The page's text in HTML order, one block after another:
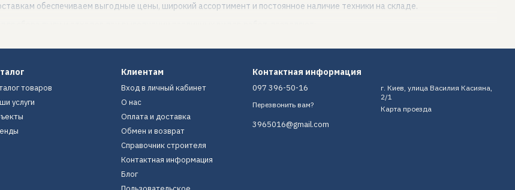
обеспечиваем выгодные цены, широкий ассортимент и постоянное наличие техники на складе.
повышает производительность и качество работ.
различные типы вакуумных систем:
товаров
услуги
Клиентам
Вход в личный кабинет
О нас
Оплата и доставка
Обмен и возврат
Справочник строителя
Контактная информация
Блог
Контактная информация
097 396-50-16
Перезвонить вам?
3965016@gmail.com
г. Киев, улица Василия Касияна,
2/1
Карта проезда